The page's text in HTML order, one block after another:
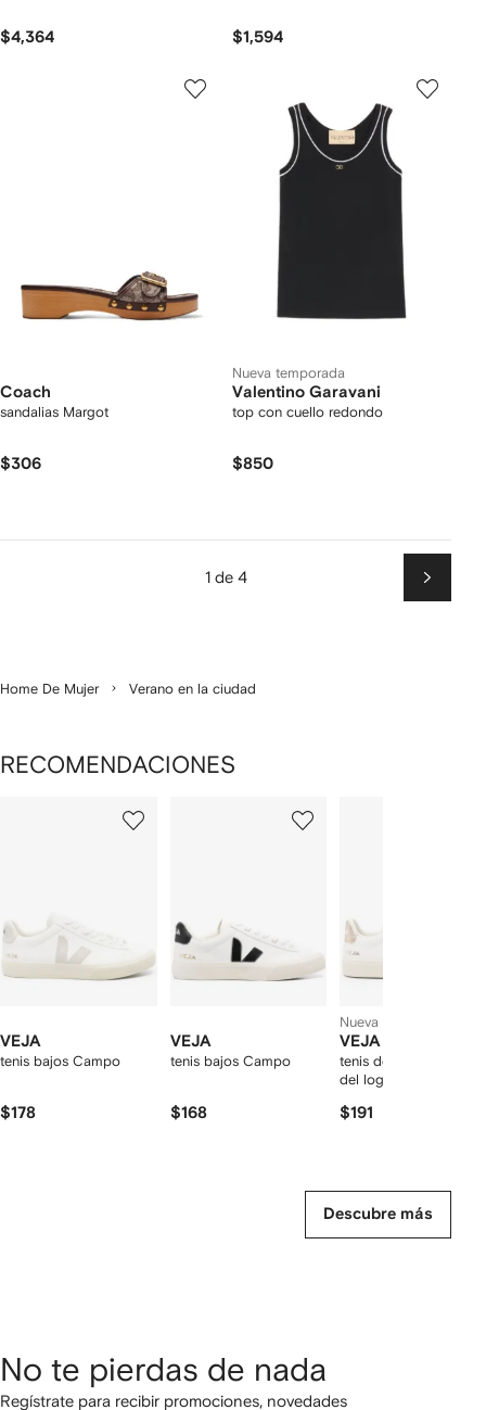
$4,364 $1,594
Coach
sandalias Margot
$306
Nueva temporada
Valentino Garavani
top con cuello redondo
$850
1 de 4
Home De Mujer Verano en la ciudad
RECOMENDACIONES
VEJA
tenis bajos Campo
$178
VEJA
tenis bajos Campo
$168
Nueva temporada
VEJA
tenis de piel con
del logo
$191
Descubre más
No te pierdas de nada
Regístrate para recibir promociones, novedades